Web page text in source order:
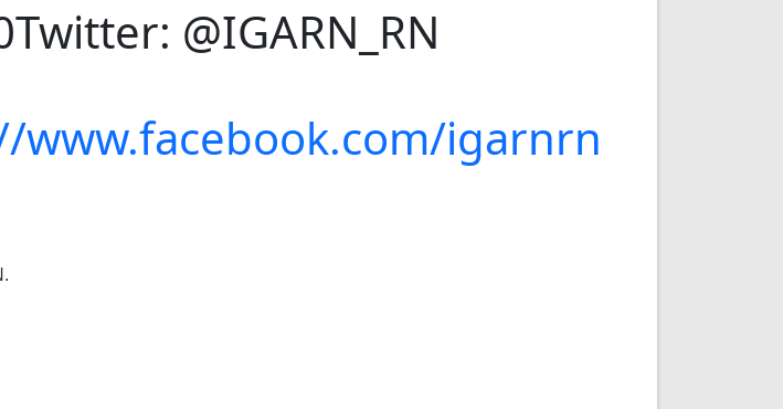
@IGARN_RN
www.facebook.com/igarnrn